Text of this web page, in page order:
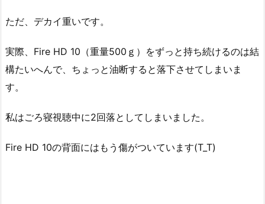
ただ、デカイ重いです。
実際、Fire HD 10（重量500ｇ）をずっと持ち続けるのは結
構たいへんで、ちょっと油断すると落下させてしまいま
す。
私はごろ寝視聴中に2回落としてしまいました。
Fire HD 10の背面にはもう傷がついています(T_T)